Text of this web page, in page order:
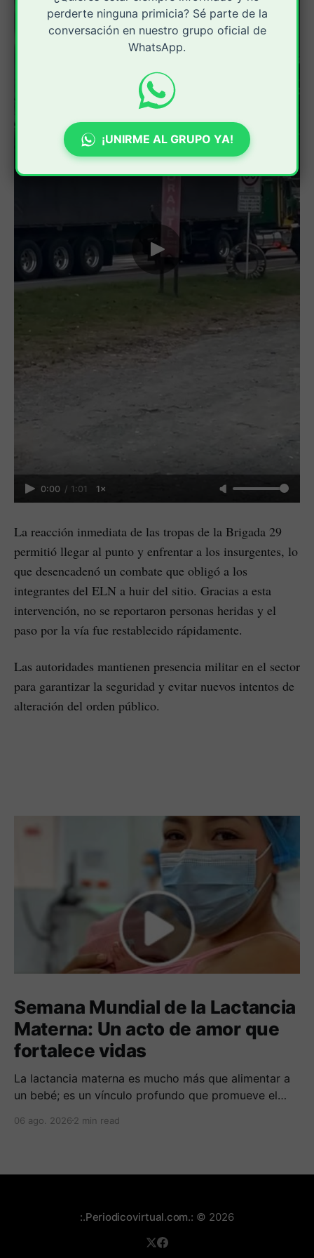
0:00 / 1:01 1×
La reacción inmediata de las tropas de la Brigada 29
permitió llegar al punto y enfrentar a los insurgentes, lo
que desencadenó un combate que obligó a los
integrantes del ELN a huir del sitio. Gracias a esta
intervención, no se reportaron personas heridas y el
paso por la vía fue restablecido rápidamente.
Las autoridades mantienen presencia militar en el sector
para garantizar la seguridad y evitar nuevos intentos de
alteración del orden público.
Semana Mundial de la Lactancia
Materna: Un acto de amor que
fortalece vidas
La lactancia materna es mucho más que alimentar a
un bebé; es un vínculo profundo que promueve el
06 ago. 2026 2 min read
perderte ninguna primicia? Sé parte de la
conversación en nuestro grupo oficial de
WhatsApp.
¡UNIRME AL GRUPO YA!
:.Periodicovirtual.com.: © 2026